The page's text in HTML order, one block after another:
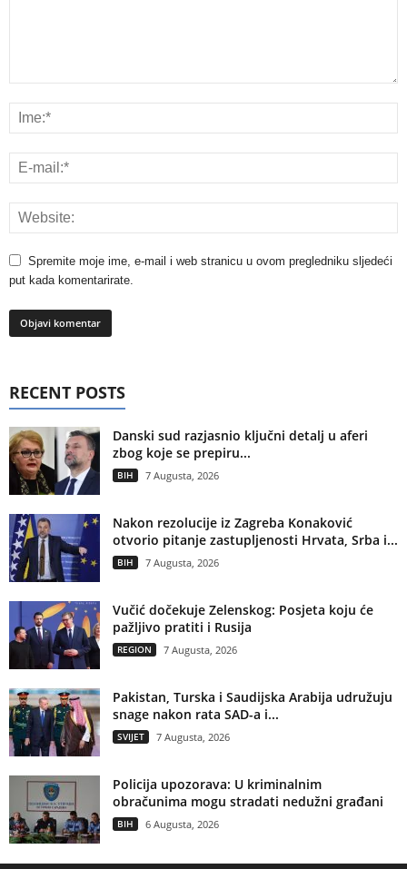
Spremite moje ime, e-mail i web stranicu u ovom pregledniku sljedeći
put kada komentarirate.
RECENT POSTS
Danski sud razjasnio ključni detalj u aferi
zbog koje se prepiru...
BIH 7 Augusta, 2026
Nakon rezolucije iz Zagreba Konaković
otvorio pitanje zastupljenosti Hrvata, Srba i...
BIH 7 Augusta, 2026
Vučić dočekuje Zelenskog: Posjeta koju će
pažljivo pratiti i Rusija
REGION 7 Augusta, 2026
Pakistan, Turska i Saudijska Arabija udružuju
snage nakon rata SAD-a i...
SVIJET 7 Augusta, 2026
Policija upozorava: U kriminalnim
obračunima mogu stradati nedužni građani
BIH 6 Augusta, 2026